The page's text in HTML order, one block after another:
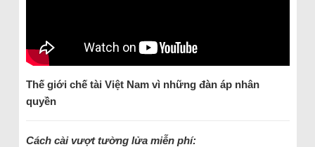
Thế giới chế tài Việt Nam vì những đàn áp nhân
quyền
Cách cài vượt tường lửa miễn phí: